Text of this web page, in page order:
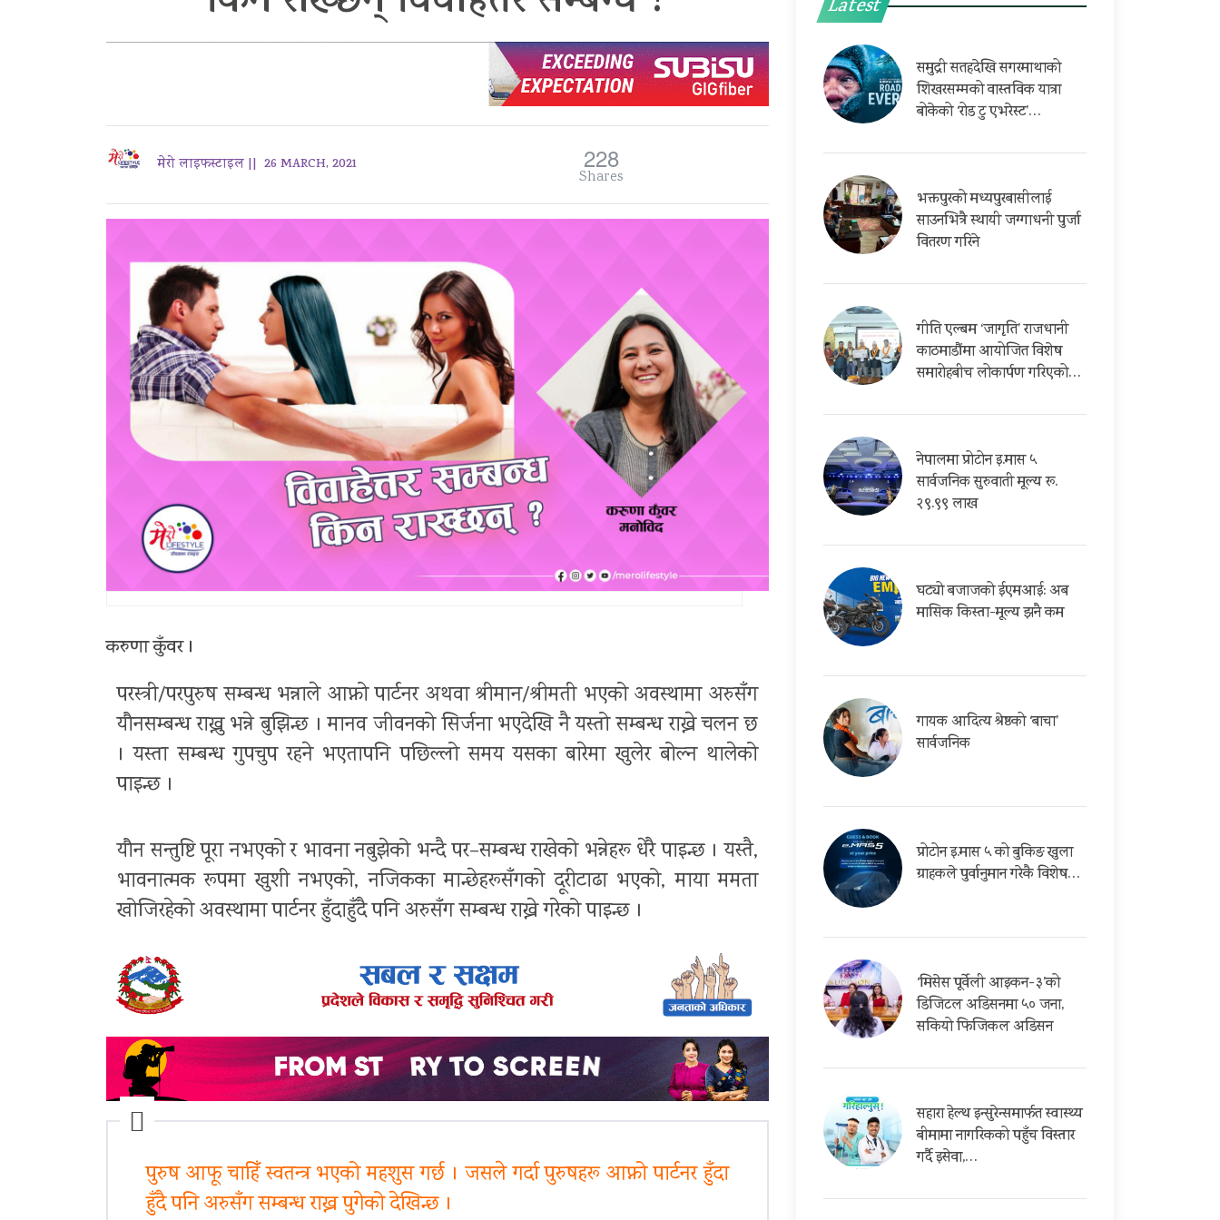
मेरो लाइफस्टाइल || 26 MARCH, 2021 228
Shares
करुणा कुँवर ।
परस्त्री/परपुरुष सम्बन्ध भन्नाले आफ्नो पार्टनर अथवा श्रीमान/श्रीमती भएको अवस्थामा अरुसँग
यौनसम्बन्ध राख्नु भन्ने बुझिन्छ । मानव जीवनको सिर्जना भएदेखि नै यस्तो सम्बन्ध राख्ने चलन छ
। यस्ता सम्बन्ध गुपचुप रहने भएतापनि पछिल्लो समय यसका बारेमा खुलेर बोल्न थालेको
पाइन्छ ।
यौन सन्तुष्टि पूरा नभएको र भावना नबुझेको भन्दै पर–सम्बन्ध राखेको भन्नेहरू धेरै पाइन्छ । यस्तै,
भावनात्मक रूपमा खुशी नभएको, नजिकका मान्छेहरूसँगको दूरीटाढा भएको, माया ममता
खोजिरहेको अवस्थामा पार्टनर हुँदाहुँदै पनि अरुसँग सम्बन्ध राख्ने गरेको पाइन्छ ।
पुरुष आफू चाहिँ स्वतन्त्र भएको महशुस गर्छ । जसले गर्दा पुरुषहरू आफ्नो पार्टनर हुँदा
हुँदै पनि अरुसँग सम्बन्ध राख्न पुगेको देखिन्छ ।
Latest
समुद्री सतहदेखि सगरमाथाको
शिखरसम्मको वास्तविक यात्रा
बोकेको ‘रोड टु एभरेस्ट’…
भक्तपुरको मध्यपुरबासीलाई
साउनभित्रै स्थायी जग्गाधनी पुर्जा
वितरण गरिने
गीति एल्बम ‘जागृति’ राजधानी
काठमाडौंमा आयोजित विशेष
समारोहबीच लोकार्पण गरिएको…
नेपालमा प्रोटोन इ.मास ५
सार्वजनिक सुरुवाती मूल्य रू.
२९.९९ लाख
घट्यो बजाजको ईएमआई: अब
मासिक किस्ता-मूल्य झनै कम
गायक आदित्य श्रेष्ठको ‘बाचा’
सार्वजनिक
प्रोटोन इ.मास ५ को बुकिङ खुला
ग्राहकले पुर्वानुमान गरेकै विशेष…
‘मिसेस पूर्वेली आइकन-३’को
डिजिटल अडिसनमा ५० जना,
सकियो फिजिकल अडिसन
सहारा हेल्थ इन्सुरेन्समार्फत स्वास्थ्य
बीमामा नागरिकको पहुँच विस्तार
गर्दै इसेवा,…